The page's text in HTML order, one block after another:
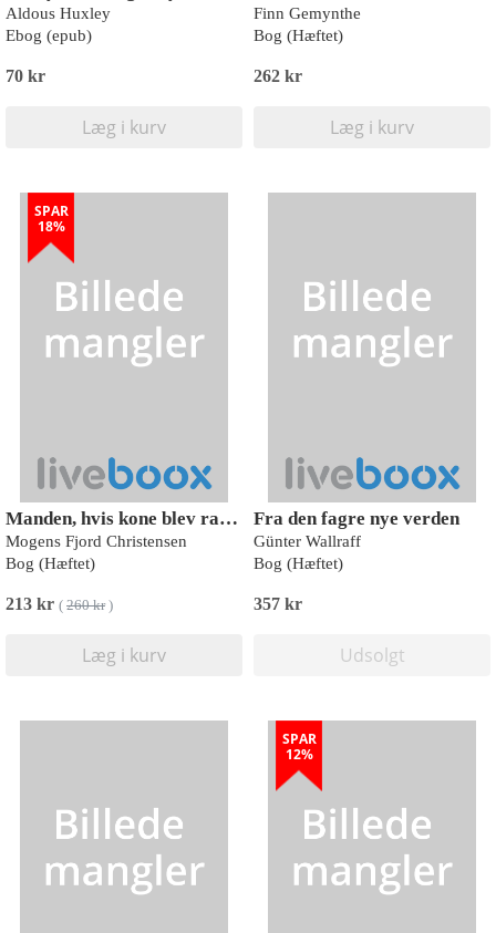
Aldous Huxley
Ebog (epub)
70 kr
Læg i kurv
Finn Gemynthe
Bog (Hæftet)
262 kr
Læg i kurv
SPAR
18%
Manden, hvis kone blev ramt af demens
Mogens Fjord Christensen
Bog (Hæftet)
213 kr ( 260 kr)
Læg i kurv
Fra den fagre nye verden
Günter Wallraff
Bog (Hæftet)
357 kr
Udsolgt
SPAR
12%